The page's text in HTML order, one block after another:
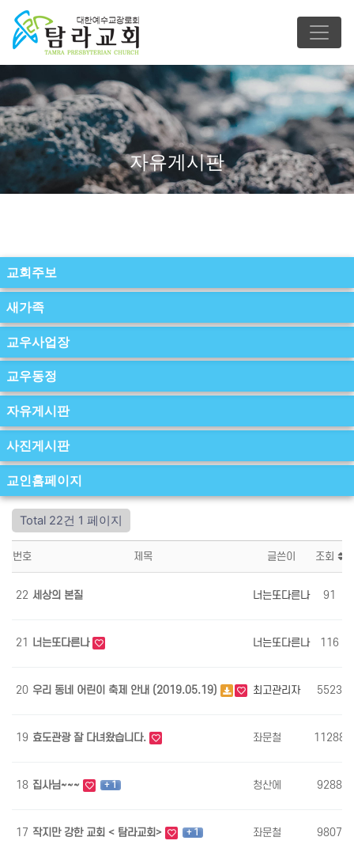
자유게시판
교회주보
새가족
교우사업장
교우동정
자유게시판
사진게시판
교인홈페이지
Total 22건 1 페이지
번호 제목 글쓴이 조회
22 세상의 본질 너는또다른나 91
21 너는또다른나 너는또다른나 116
20 우리 동네 어린이 축제 안내 (2019.05.19) 최고관리자 5523
19 효도관광 잘 다녀왔습니다. 좌문철 11288
18 집사님~~~ + 1 청산에 9288
17 작지만 강한 교회 < 탐라교회> + 1 좌문철 9807